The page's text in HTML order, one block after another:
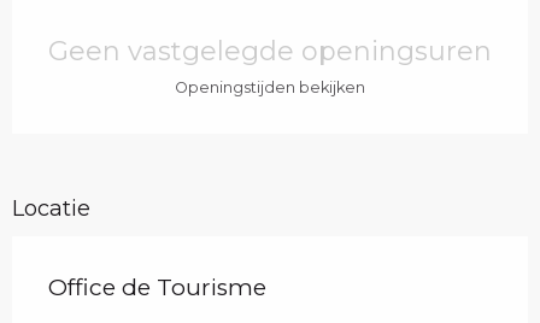
Geen vastgelegde openingsuren
Openingstijden bekijken
Locatie
Office de Tourisme